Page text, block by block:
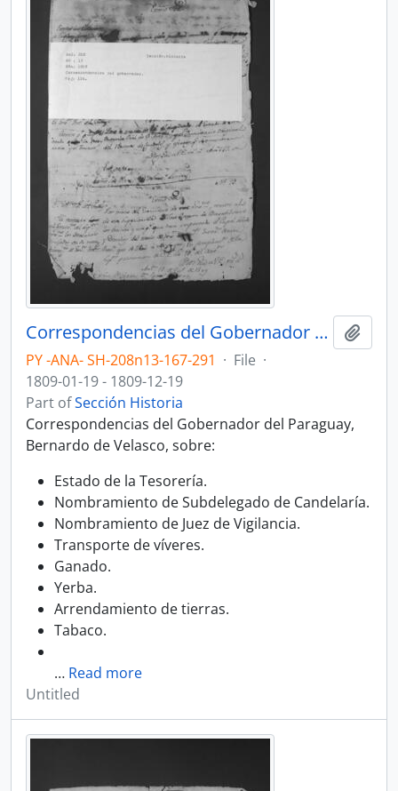
Correspondencias del Gobernador del Paraguay, Bernardo de Velasco.
PY -ANA- SH-208n13-167-291 · File ·
1809-01-19 - 1809-12-19
Part ofSección Historia
Correspondencias del Gobernador del Paraguay,
Bernardo de Velasco, sobre:
Estado de la Tesorería.
Nombramiento de Subdelegado de Candelaría.
Nombramiento de Juez de Vigilancia.
Transporte de víveres.
Ganado.
Yerba.
Arrendamiento de tierras.
Tabaco.
… Read more
Untitled